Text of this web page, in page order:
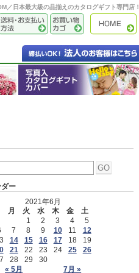
／日本最大級の品揃えのカタログギフト専門店！
ー
2021年6月
月 火 水 木 金 土
« 5月 7月 »
1 2 3 4
5
7 8 9 10 11
12
14 15 16 17 18
19
21 22 23 24 25
26
28 29 30